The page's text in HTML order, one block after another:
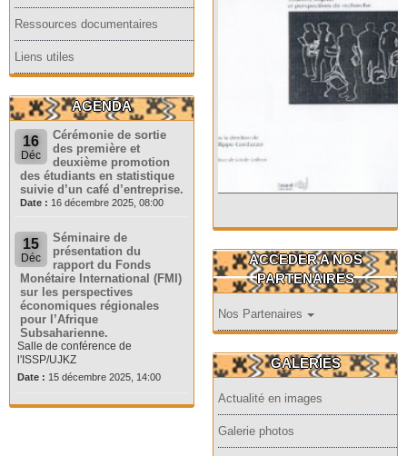
Ressources documentaires
Liens utiles
AGENDA
16
Déc
Cérémonie de sortie
des première et
deuxième promotion
des étudiants en statistique
suivie d’un café d’entreprise.
Date : 16 décembre 2025, 08:00
15
Déc
Séminaire de
présentation du
rapport du Fonds
Monétaire International (FMI)
sur les perspectives
économiques régionales
pour l’Afrique
Subsaharienne.
Salle de conférence de
l'ISSP/UJKZ
Date : 15 décembre 2025, 14:00
ACCEDER A NOS
PARTENAIRES
Nos Partenaires
GALERIES
Actualité en images
Galerie photos